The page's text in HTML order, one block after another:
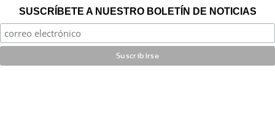
SUSCRÍBETE A NUESTRO BOLETÍN DE NOTICIAS